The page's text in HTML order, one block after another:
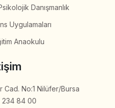
Danışmanlık
Uygulamaları
Anaokulu
Cad. No:1 Nilüfer/Bursa
234 84 00